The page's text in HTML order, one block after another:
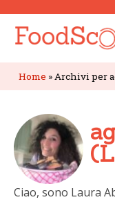
Home »Archivi per
Ciao, sono Laura